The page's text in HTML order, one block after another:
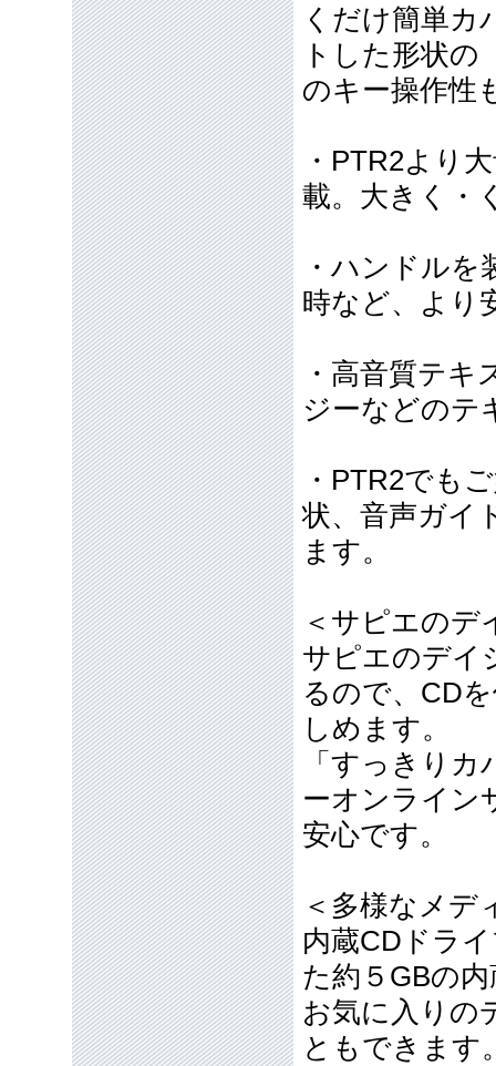
くだけ簡単カ
トした形状の
のキー操作性
・PTR2より
載。大きく・
・ハンドル
時など、より
・高音質テ
ジーなどのテ
・PTR2でも
状、音声ガイ
ます。
＜サピエのデ
サピエのデイ
るので、CD
しめます。
「すっきり
ーオンライン
安心です。
＜多様なメデ
内蔵CDドラ
た約５GBの
お気に入りの
ともできます